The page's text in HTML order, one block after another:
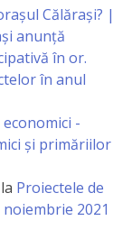
Călărași? |
anunță
în or.
în anul
-
și primăriilor
la Proiectele de
2021